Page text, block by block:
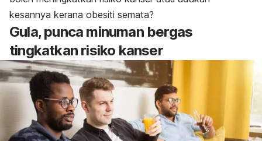
kesannya kerana obesiti semata?
Gula, punca minuman bergas
tingkatkan risiko kanser